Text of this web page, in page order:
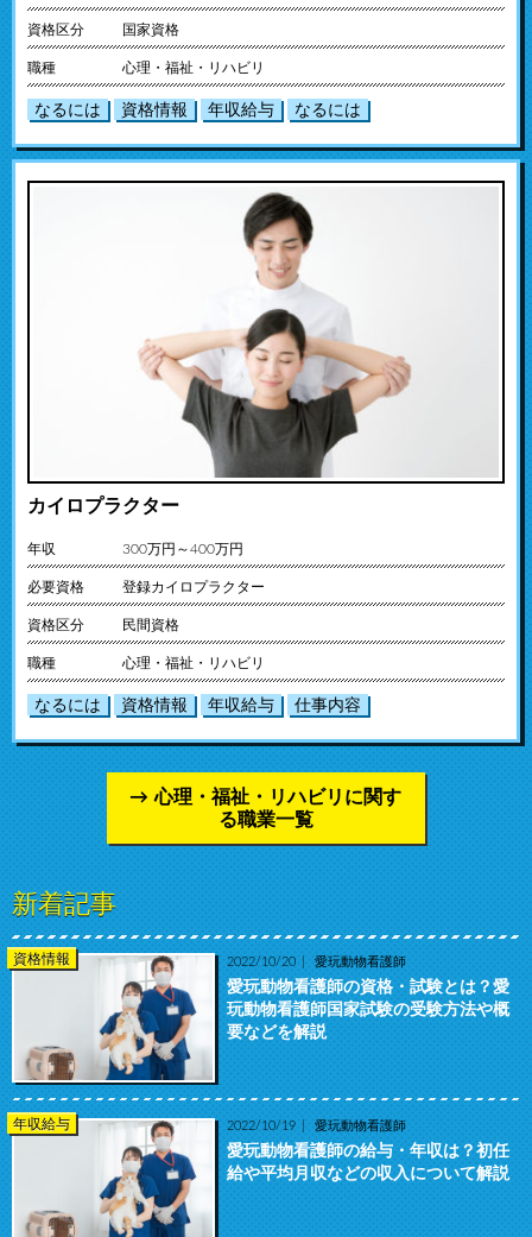
資格区分 国家資格
職種 心理・福祉・リハビリ
なるには 資格情報 年収給与 なるには
カイロプラクター
年収 300万円～400万円
必要資格 登録カイロプラクター
資格区分 民間資格
職種 心理・福祉・リハビリ
なるには 資格情報 年収給与 仕事内容
心理・福祉・リハビリに関す
る職業一覧
新着記事
資格情報 2022/10/20 愛玩動物看護師
愛玩動物看護師の資格・試験とは？愛
玩動物看護師国家試験の受験方法や概
要などを解説
年収給与 2022/10/19 愛玩動物看護師
愛玩動物看護師の給与・年収は？初任
給や平均月収などの収入について解説